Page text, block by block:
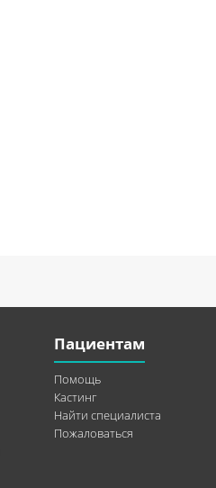
Пациентам
Помощь
Кастинг
Найти специалиста
Пожаловаться